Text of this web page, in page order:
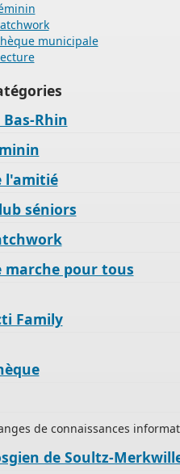
municipale
Bas-Rhin
l'amitié
séniors
marche pour tous
Family
de connaissances
de Soultz-